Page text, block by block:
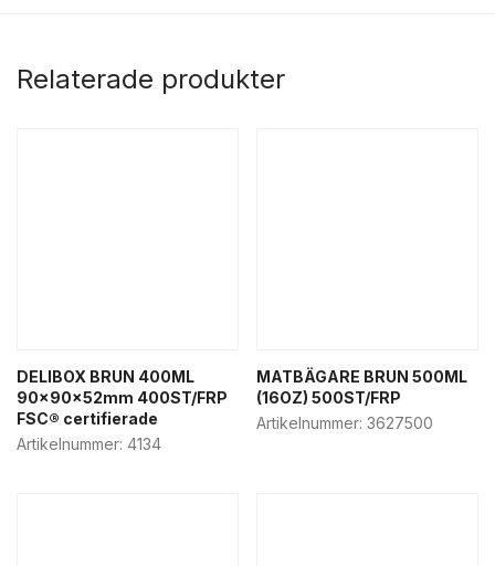
Relaterade produkter
DELIBOX BRUN 400ML
90x90x52mm 400ST/FRP
FSC® certifierade
Artikelnummer: 4134
MATBÄGARE BRUN 500ML
(16OZ) 500ST/FRP
Artikelnummer: 3627500